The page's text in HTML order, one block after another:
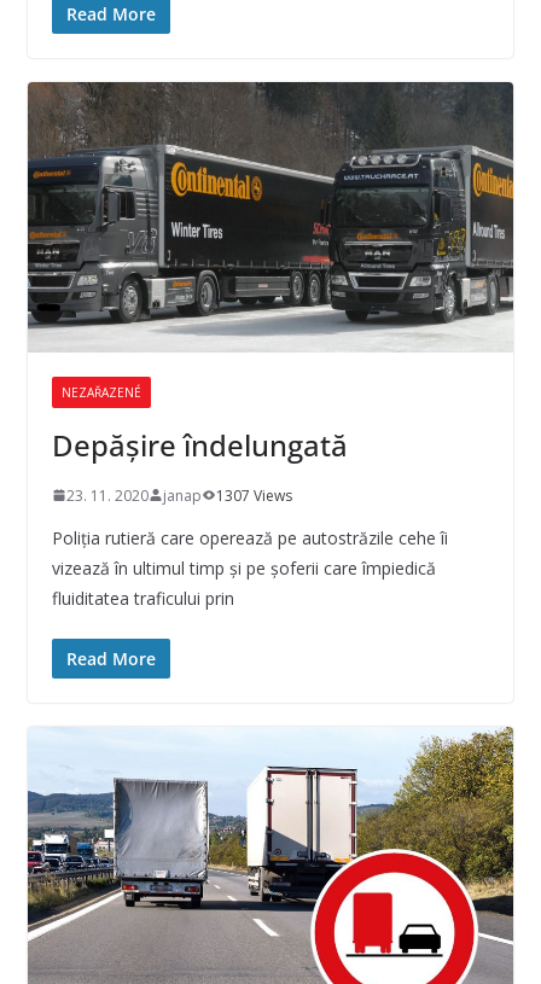
Read More
NEZAŘAZENÉ
Depăşire îndelungată
23. 11. 2020 janap 1307 Views
Poliţia rutieră care operează pe autostrăzile cehe îi
vizează în ultimul timp şi pe şoferii care împiedică
fluiditatea traficului prin
Read More